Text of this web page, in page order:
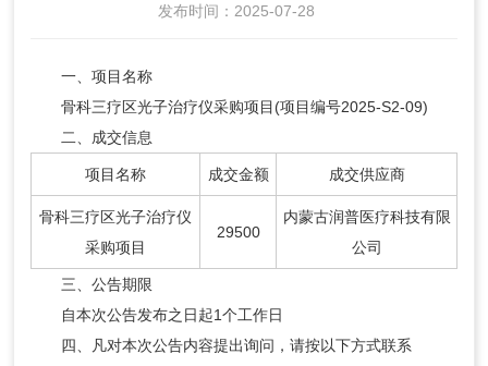
发布时间：2025-07-28
一、项目名称
骨科三疗区光子治疗仪采购项目(项目编号2025-S2-09)
二、成交信息
项目名称 成交金额 成交供应商
骨科三疗区光子治疗仪
采购项目
29500
内蒙古润普医疗科技有限
公司
三、公告期限
自本次公告发布之日起1个工作日
四、凡对本次公告内容提出询问，请按以下方式联系